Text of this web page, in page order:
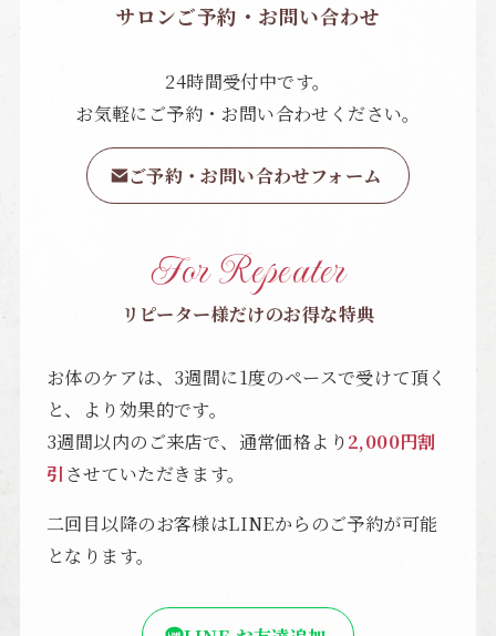
サロンご予約・お問い合わせ
24時間受付中です。
お気軽にご予約・お問い合わせください。
ご予約・お問い合わせフォーム
For Repeater
リピーター様だけのお得な特典
お体のケアは、3週間に1度のペースで受けて頂く
と、より効果的です。
3週間以内のご来店で、通常価格より 2,000円割
引させていただきます。
二回目以降のお客様はLINEからのご予約が可能
となります。